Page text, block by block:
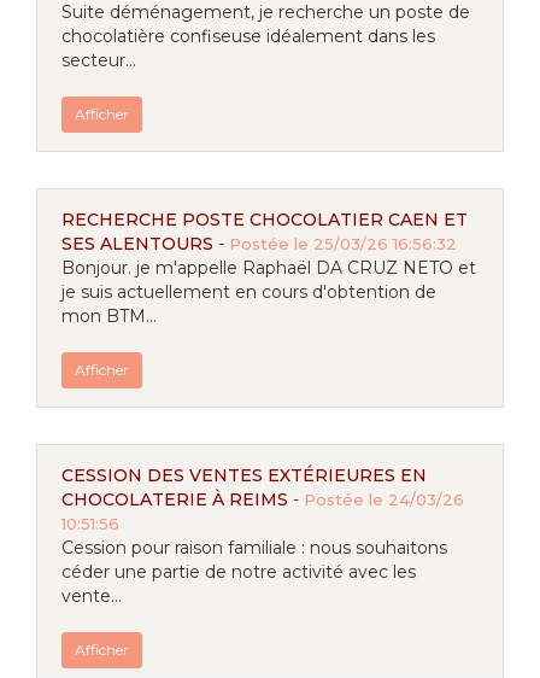
Suite déménagement, je recherche un poste de
chocolatière confiseuse idéalement dans les
secteur...
Afficher
RECHERCHE POSTE CHOCOLATIER CAEN ET
SES ALENTOURS - Postée le 25/03/26 16:56:32
Bonjour. je m'appelle Raphaël DA CRUZ NETO et
je suis actuellement en cours d'obtention de
mon BTM...
Afficher
CESSION DES VENTES EXTÉRIEURES EN
CHOCOLATERIE À REIMS - Postée le 24/03/26
10:51:56
Cession pour raison familiale : nous souhaitons
céder une partie de notre activité avec les
vente...
Afficher